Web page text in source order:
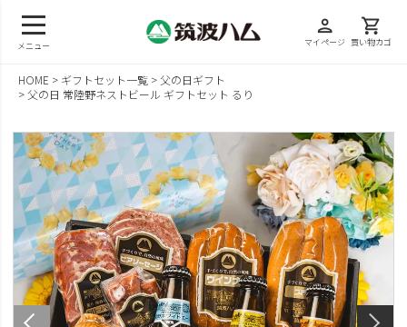
メニュー
person
マイページ
shopping_cart
買い物カゴ
HOME ギフトセット一覧
父の日ギフト
父の日 常陸野ネストビール ギフトセット るり